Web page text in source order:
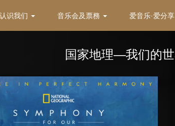
国家地理—我们的
认识我们 音乐会及票務 爱音乐·爱分享